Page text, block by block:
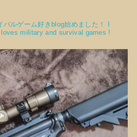
ルゲーム好きblog始めました！
military and survival games !